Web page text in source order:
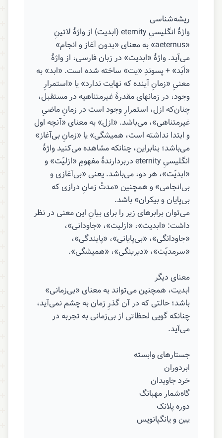
ریشه‌شناسی
واژهٔ انگلیسیِ eternity (ابدیت) از واژهٔ لاتینِ
«aeternus» به معنای «بدون آغاز و انجام»
می‌آید. واژهٔ «ابدیت» در زبان فارسی، از واژهٔ
«اَبَد» + پسوندِ «یت» ساخته شده است. «ابد» به
معنیِ «زمانِ آینده که نهایت ندارد» یا «استمرارِ
وجود، در زمانهای مقدرهٔ غیرمتناهیه در مستقبل،
چنان‌که ازل، استمرارِ وجود است در زمانِ ماضیِ
غیرمتناهی»، می‌باشد. «ازل» به معنای «آنچه اول
و ابتدا نداشته است، همیشگی» یا «زمانِ بی‌آغاز»
می‌باشد؛ بنابراین، چنانکه مشاهده می‌کنید واژهٔ
انگلیسیِ eternity دربردارندهٔ مفهومِ «ازلیّت» و
«ابدیّت»، هر دو، می‌باشد. یعنی «بی‌آغازی و
بی‌انجامی» و همچنین «مدتْ زمانِ درازی که
بی‌پایان و بیکران» باشد.
می‌توان برابرهای زیر را برای بیانِ این معنی در نظر
داشت: «ابدیت»، «ازلیت»، «جاودانی»،
«جاودانگی»، «بی‌پایانی»، «پایندگی»،
«سرمدیّت»، «دیرینگی»، «همیشگی».
معنای دیگر
ابدیت، همچنین می‌تواند به معنای «بی‌زمانی»
باشد؛ حالتی که در آن گذرِ زمان به چشم نمی‌آید،
چنانکه گویی لحظاتی از بی‌زمانی به تجربه در
می‌آید.
جستارهای وابسته
ابردوران
خرد جاویدان
گاه‌شمار مهبانگ
دوره پلانک
یین و یانگپانویس